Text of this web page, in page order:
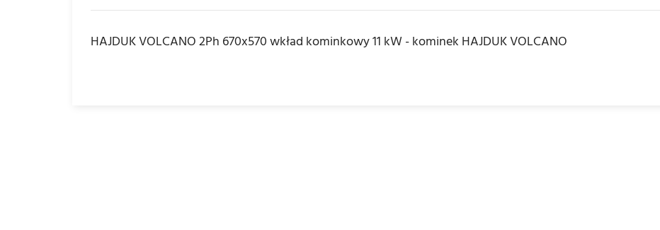
HAJDUK VOLCANO 2Ph 670x570 wkład kominkowy 11 kW - kominek HAJDUK VOLCANO